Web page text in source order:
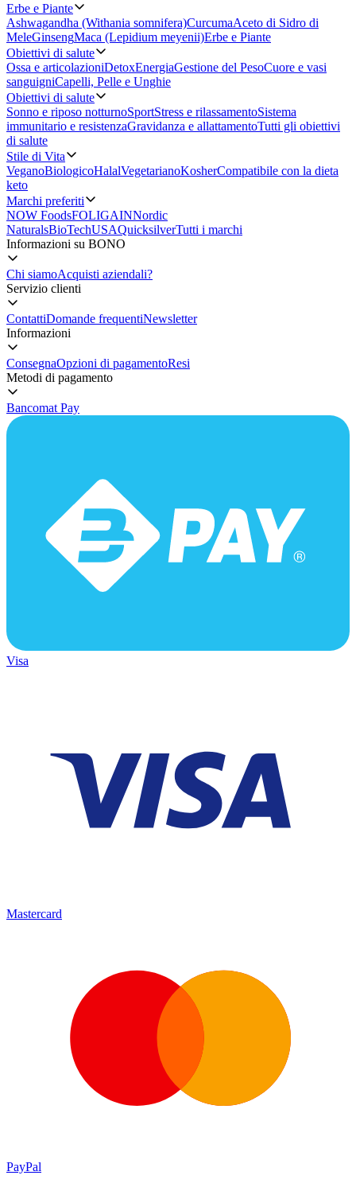
Erbe e Piante
Ashwagandha (Withania somnifera)CurcumaAceto di Sidro di
MeleGinsengMaca (Lepidium meyenii)Erbe e Piante
Obiettivi di salute
Ossa e articolazioniDetoxEnergiaGestione del PesoCuore e vasi
sanguigniCapelli, Pelle e Unghie
Obiettivi di salute
Sonno e riposo notturnoSportStress e rilassamentoSistema
immunitario e resistenzaGravidanza e allattamentoTutti gli obiettivi
di salute
Stile di Vita
VeganoBiologicoHalalVegetarianoKosherCompatibile con la dieta
keto
Marchi preferiti
NOW FoodsFOLIGAINNordic
NaturalsBioTechUSAQuicksilverTutti i marchi
Informazioni su BONO
Chi siamoAcquisti aziendali?
Servizio clienti
ContattiDomande frequentiNewsletter
Informazioni
ConsegnaOpzioni di pagamentoResi
Metodi di pagamento
Bancomat Pay
Visa
Mastercard
PayPal